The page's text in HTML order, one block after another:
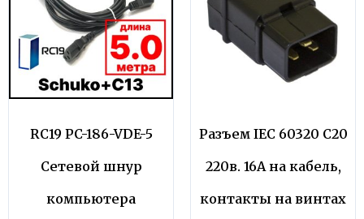
RС19 PC-186-VDE-5
Сетевой шнур
компьютера
Разъем IEC 60320 C20
220в. 16A на кабель,
контакты на винтах